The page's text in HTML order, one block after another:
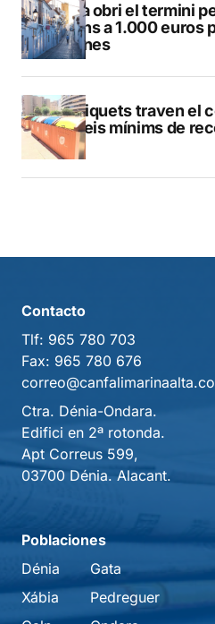
Altea obri el termini
de fins a 1.000 euros
façanes
Els piquets traven el
serveis mínims de
Calp
Contacto
Tlf: 965 780 703
Fax: 965 780 676
Ctra. Dénia-Ondara.
Edifici en 2ª rotonda.
Apt Correus 599,
03700 Dénia. Alacant.
Poblaciones
Dénia
Xábia
Gata
Pedreguer